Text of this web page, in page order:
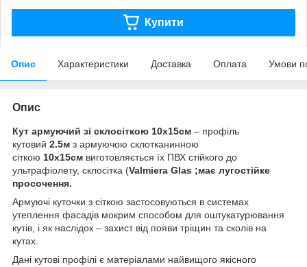
Купити
Опис Характеристики Доставка Оплата Умови
Опис
Кут армуючий зі склосіткою 10х15см – профіль
кутовий 2.5м з армуючою склотканинною
сіткою 10х15см виготовляється їх ПВХ стійкого до
ультрафіолету, склосітка (Valmiera Glas ;має лугостійке
просочення.
Армуючі куточки з сіткою застосовуються в системах
утеплення фасадів мокрим способом для оштукатурювання
кутів, і як наслідок – захист від появи тріщин та сколів на
кутах.
Дані кутові профілі є матеріалами найвищого якісного